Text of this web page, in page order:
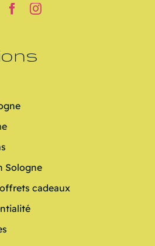
Sologne
cadeaux